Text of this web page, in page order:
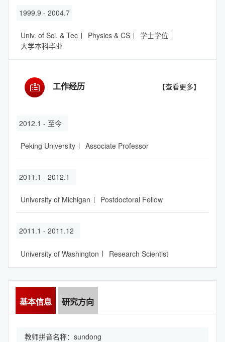
1999.9 - 2004.7
Univ. of Sci. & Tec Physics & CS
学士学位
大学本科毕业
工作经历 【查看更多】
2012.1 - 至今
Peking University Associate Professor
2011.1 - 2012.1
University of Michigan Postdoctoral Fellow
2011.1 - 2011.12
University of Washington Research Scientist
基本信息 研究方向
教师拼音名称：sundong